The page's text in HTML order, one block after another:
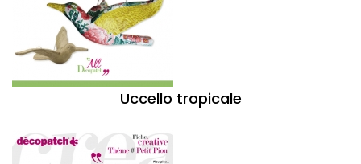
Uccello tropicale